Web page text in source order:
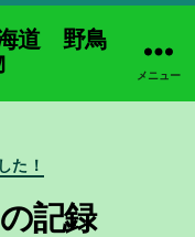
道 野鳥
メニュー
た！
記録